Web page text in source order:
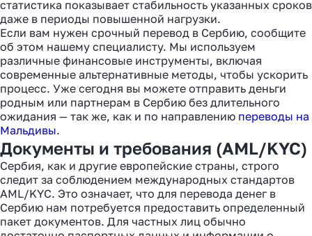
статистика показывает стабильность указанных сроков
даже в периоды повышенной нагрузки.
Если вам нужен срочный перевод в Сербию, сообщите
об этом нашему специалисту. Мы используем
различные финансовые инструменты, включая
современные альтернативные методы, чтобы ускорить
процесс. Уже сегодня вы можете отправить деньги
родным или партнерам в Сербию без длительного
ожидания — так же, как и по направлению переводы на
Мальдивы.
Документы и требования (AML/KYC)
Сербия, как и другие европейские страны, строго
следит за соблюдением международных стандартов
AML/KYC. Это означает, что для перевода денег в
Сербию нам потребуется предоставить определенный
пакет документов. Для частных лиц обычно